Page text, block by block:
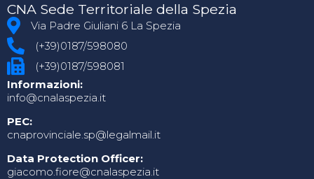
CNA Sede Territoriale della Spezia
Via Padre Giuliani 6 La Spezia
(+39)0187/598080
(+39)0187/598081
Informazioni:
info@cnalaspezia.it
PEC:
cnaprovinciale.sp@legalmail.it
Data Protection Officer:
giacomo.fiore@cnalaspezia.it